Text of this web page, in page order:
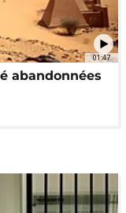
01:47
abandonnées